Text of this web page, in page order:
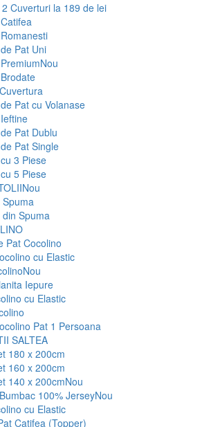
Cuverturi la 189 de lei
Pat Uni
Nou
Pat cu Volanase
Pat Dublu
Pat Single
3 Piese
5 Piese
Nou
Spuma
Spuma
Pat Cocolino
cu Elastic
Nou
Iepure
cu Elastic
Pat 1 Persoana
SALTEA
180 x 200cm
160 x 200cm
140 x 200cmNou
100% JerseyNou
cu Elastic
Catifea (Topper)